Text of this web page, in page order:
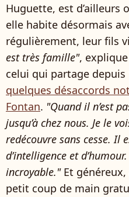
Huguette, est d’ailleurs
elle habite désormais
régulièrement, leur fils
est très famille",
celui qui partage depuis
quelques désaccords
Fontan. "Quand il n’est
jusqu’à chez nous. Je le
redécouvre sans cesse. Il
d’intelligence et
incroyable."Et généreux,
petit coup de main